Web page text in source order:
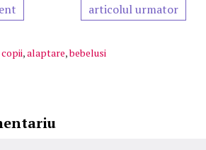
articolul urmator
copii,alaptare,bebelusi